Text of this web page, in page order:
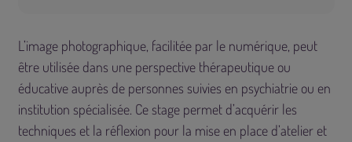
L’image photographique, facilitée par le numérique, peut
être utilisée dans une perspective thérapeutique ou
éducative auprès de personnes suivies en psychiatrie ou en
institution spécialisée. Ce stage permet d’acquérir les
techniques et la réflexion pour la mise en place d’atelier et